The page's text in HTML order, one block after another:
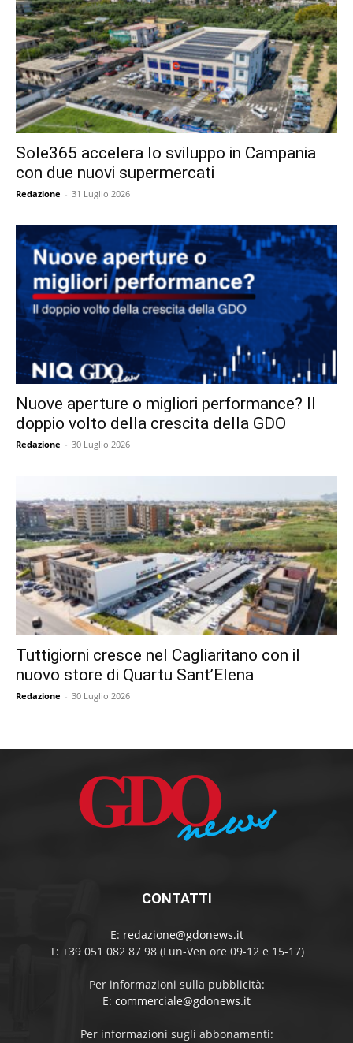
Sole365 accelera lo sviluppo in Campania
con due nuovi supermercati
Redazione - 31 Luglio 2026
Nuove aperture o migliori performance? Il
doppio volto della crescita della GDO
Redazione - 30 Luglio 2026
Tuttigiorni cresce nel Cagliaritano con il
nuovo store di Quartu Sant’Elena
Redazione - 30 Luglio 2026
CONTATTI
E: redazione@gdonews.it
T: +39 051 082 87 98 (Lun-Ven ore 09-12 e 15-17)
Per informazioni sulla pubblicità:
E: commerciale@gdonews.it
Per informazioni sugli abbonamenti: